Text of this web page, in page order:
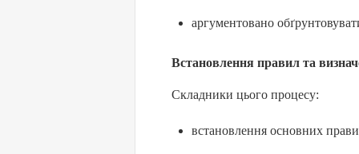
аргументовано
Встановлення правил та
Складники цього процесу:
встановлення основних